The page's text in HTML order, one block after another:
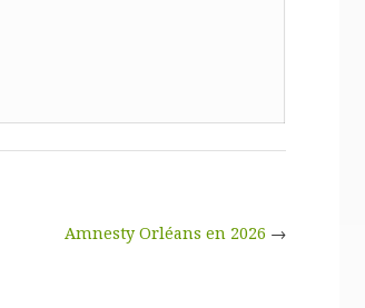
Amnesty Orléans en 2026 →